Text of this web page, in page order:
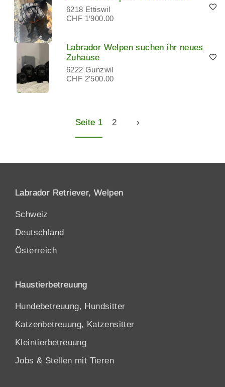
6218 Ettiswil
CHF 1’900.00
Labrador Welpen suchen ihr neues
Zuhause
6222 Gunzwil
CHF 2’500.00
Seite 1 2 ›
Labrador Retriever, Welpen
Schweiz
Deutschland
Österreich
Haustierbetreuung
Hundebetreuung, Hundsitter
Katzenbetreuung, Katzensitter
Kleintierbetreuung
Jobs & Stellen mit Tieren